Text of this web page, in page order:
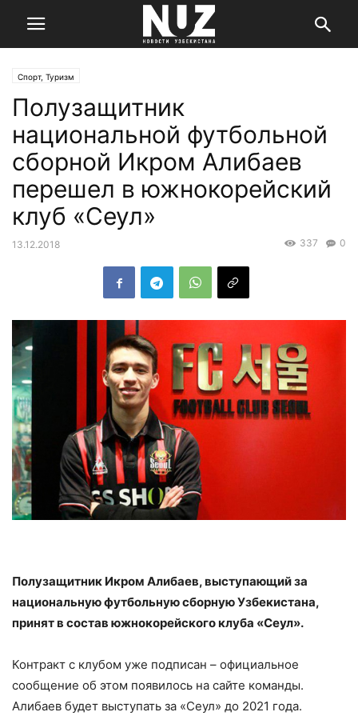
Спорт, Туризм
Полузащитник
национальной футбольной
сборной Икром Алибаев
перешел в южнокорейский
клуб «Сеул»
13.12.2018 0
337
Полузащитник Икром Алибаев, выступающий за
национальную футбольную сборную Узбекистана,
принят в состав южнокорейского клуба «Сеул».
Контракт с клубом уже подписан – официальное
сообщение об этом появилось на сайте команды.
Алибаев будет выступать за «Сеул» до 2021 года.